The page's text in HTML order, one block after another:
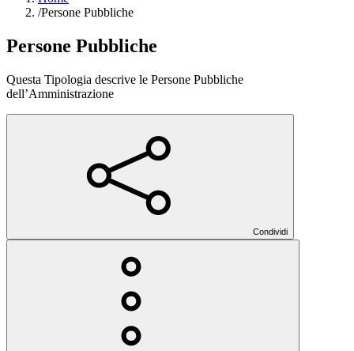
/Persone Pubbliche
Persone Pubbliche
Questa Tipologia descrive le Persone Pubbliche
dell’Amministrazione
Condividi